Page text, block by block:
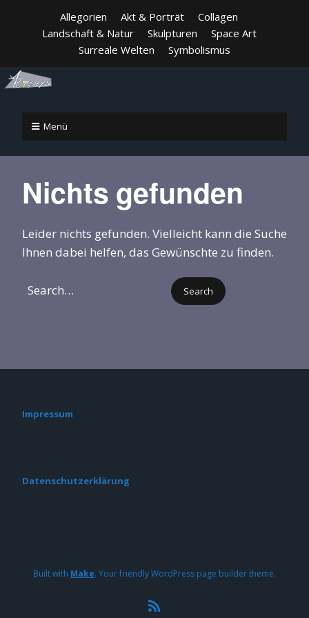
Allegorien Akt & Porträt
Collagen
Landschaft & Natur
Skulpturen
Space Art
Surreale Welten
Symbolismus
Menü
Nichts gefunden
Leider nichts gefunden. Vielleicht kann die Suche
Ihnen dabei helfen, das Gewünschte zu finden.
Impressum
Datenschutzerklärung
Built with Make. Your friendly WordPress page builder theme.